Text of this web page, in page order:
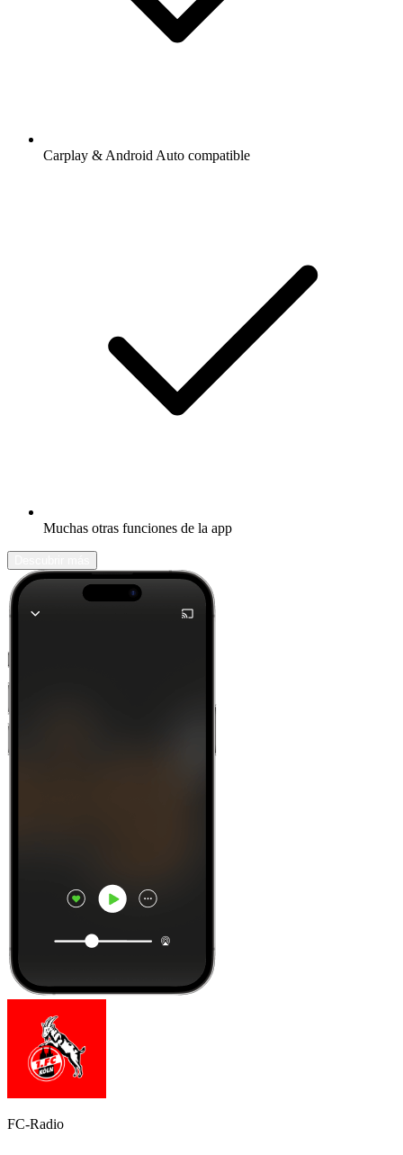
Carplay & Android Auto compatible
Muchas otras funciones de la app
FC-Radio